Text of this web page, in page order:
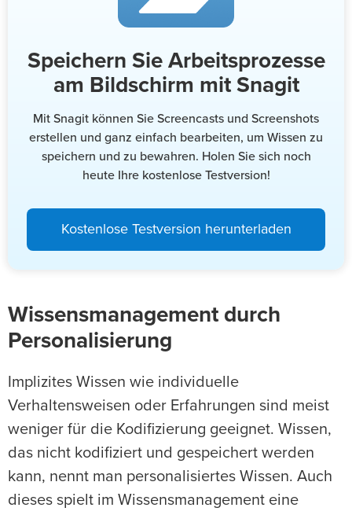
Speichern Sie Arbeitsprozesse
am Bildschirm mit Snagit
Mit Snagit können Sie Screencasts und Screenshots
erstellen und ganz einfach bearbeiten, um Wissen zu
speichern und zu bewahren. Holen Sie sich noch
heute Ihre kostenlose Testversion!
Kostenlose Testversion herunterladen
Wissensmanagement durch
Personalisierung
Implizites Wissen wie individuelle
Verhaltensweisen oder Erfahrungen sind meist
weniger für die Kodifizierung geeignet. Wissen,
das nicht kodifiziert und gespeichert werden
kann, nennt man personalisiertes Wissen. Auch
dieses spielt im Wissensmanagement eine